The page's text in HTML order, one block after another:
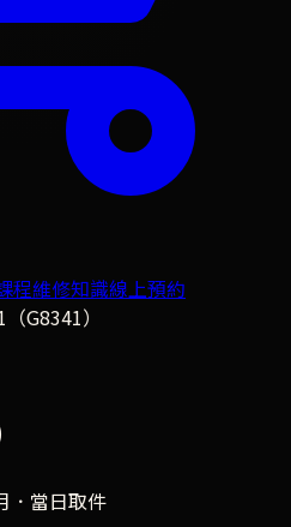
程維修知識線上預約
G8341）
．當日取件